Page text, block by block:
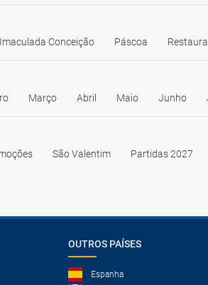
Conceição Páscoa
Março Abril Maio Junho
São Valentim Partidas 2027
OUTROS PAÍSES
Espanha